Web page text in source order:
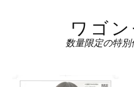
ワゴ
数量限定の特別